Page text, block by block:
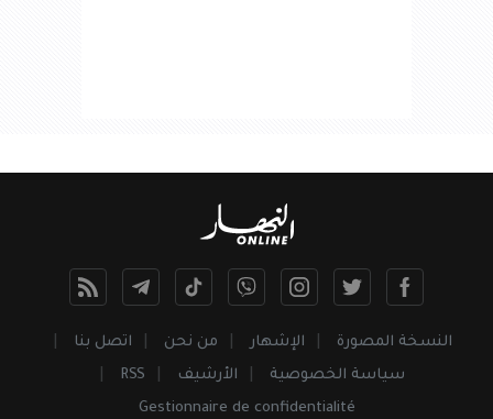
النسخة المصورة الإشهار من نحن
اتصل بنا
سياسة الخصوصية
الأرشيف
RSS
Gestionnaire de confidentialité